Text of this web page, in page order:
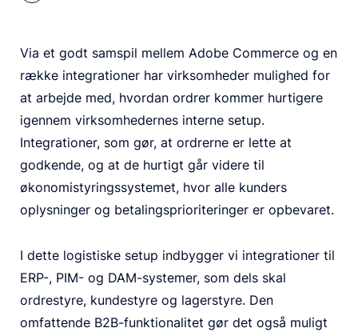
Via et godt samspil mellem Adobe Commerce og en
række integrationer har virksomheder mulighed for
at arbejde med, hvordan ordrer kommer hurtigere
igennem virksomhedernes interne setup.
Integrationer, som gør, at ordrerne er lette at
godkende, og at de hurtigt går videre til
økonomistyringssystemet, hvor alle kunders
oplysninger og betalingsprioriteringer er opbevaret.
I dette logistiske setup indbygger vi integrationer til
ERP-, PIM- og DAM-systemer, som dels skal
ordrestyre, kundestyre og lagerstyre. Den
omfattende B2B-funktionalitet gør det også muligt